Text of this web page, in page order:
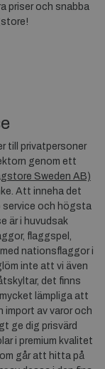
priser och snabba
till privatpersoner
genom ett
Sweden AB)
Att inneha det
service och högsta
är i huvudsak
flaggspel,
nationsflaggor i
inte att vi även
det finns
lämpliga att
import av varor och
ge dig prisvärd
i premium kvalitet
går att hitta på